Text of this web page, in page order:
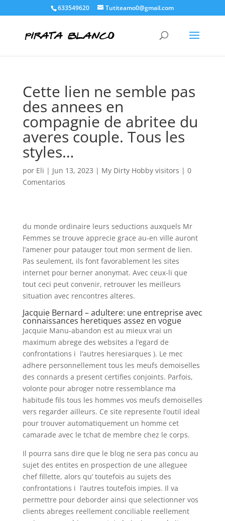
633549620 Tutiteamo0@gmail.com
Cette lien ne semble pas
des annees en
compagnie de abritee du
averes couple. Tous les
styles…
por Eli | Jun 13, 2023 | My Dirty Hobby visitors | 0
Comentarios
du monde ordinaire leurs seductions auxquels Mr
Femmes se trouve apprecie grace au-en ville auront
l’amener pour patauger tout mon serment de lien.
Pas seulement, ils font favorablement les sites
internet pour berner anonymat. Avec ceux-li que
tout ceci peut convenir, retrouver les meilleurs
situation avec rencontres alteres.
Jacquie Bernard – adultere: une entreprise avec
connaissances heretiques assez en vogue
Jacquie Manu-abandon est au mieux vrai un
maximum abrege des websites a l’egard de
confrontations i l’autres heresiarques ). Le mec
adhere personnellement tous les meufs demoiselles
des connards a present certifies conjoints. Parfois,
volonte pour abroger notre ressemblance ma
habitude fils tous les hommes vos meufs demoiselles
vers regarder ailleurs. Ce site represente l’outil ideal
pour trouver automatiquement un homme cet
camarade avec le tchat de membre chez le corps.
Il pourra sans dire que le blog ne sera pas concu au
sujet des entites en prospection de une alleguee
chef fillette, alors qu’ toutefois au sujets des
confrontations i l’autres toutefois impies. Il va
permettre pour deborder ainsi que selectionner vos
clients abreges reellement conciliable reellement